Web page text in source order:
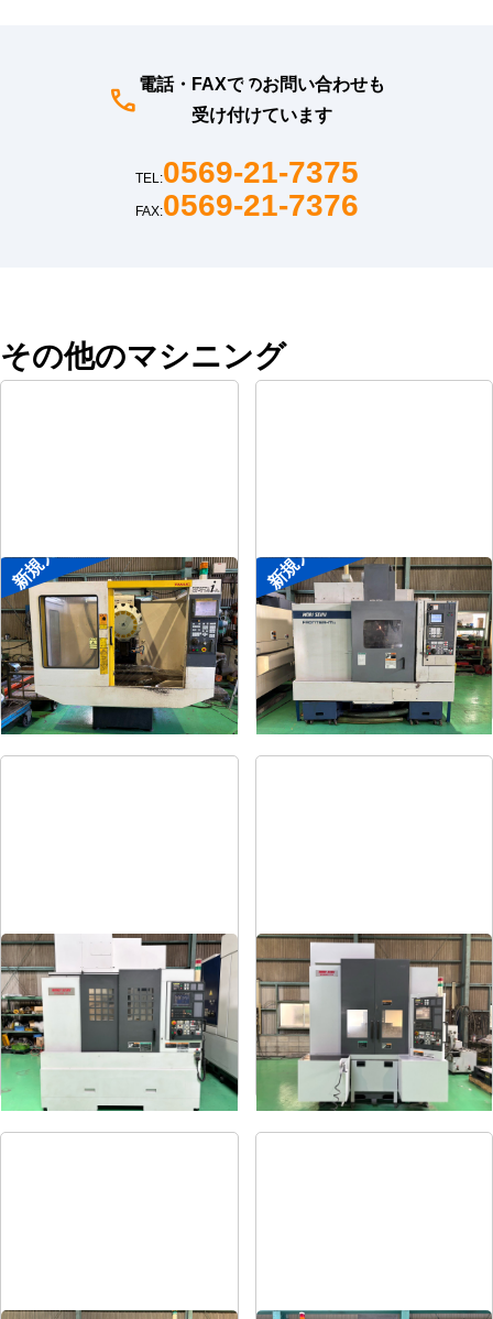
電話・FAXでのお問い合わせも
受け付けています
TEL:0569-21-7375
FAX:0569-21-7376
その他のマシニング
新規入荷
ドリリングセンター
メーカー ファナック
形 式α-T14iAL
年 1999
新規入荷
#4立マシニング
メーカー 森精機
形 FRONTIER-MⅡ/40
年
#5立マシニング
メーカー 森精機
形 NV5000α1A/40
年 式2008
#4立マシニング
メーカー 森精機
形 NV4000DCG
式2004